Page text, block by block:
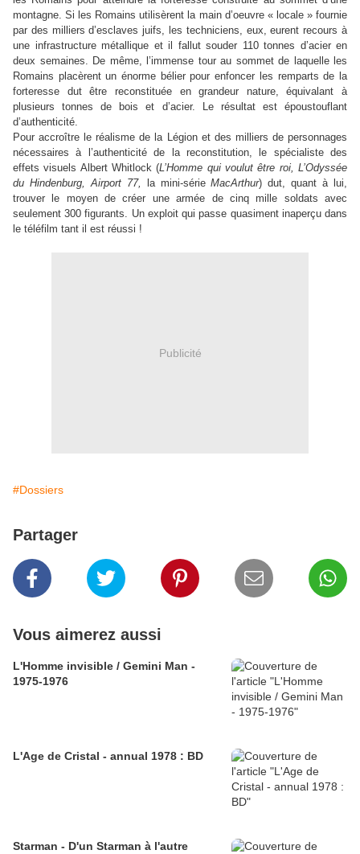
montagne. Si les Romains utilisèrent la main d’oeuvre « locale » fournie
par des milliers d’esclaves juifs, les techniciens, eux, eurent recours à
une infrastructure métallique et il fallut souder 110 tonnes d’acier en
deux semaines. De même, l’immense tour au sommet de laquelle les
Romains placèrent un énorme bélier pour enfoncer les remparts de la
forteresse dut être reconstituée en grandeur nature, équivalant à
plusieurs tonnes de bois et d’acier. Le résultat est époustouflant
d’authenticité.
Pour accroître le réalisme de la Légion et des milliers de personnages
nécessaires à l’authenticité de la reconstitution, le spécialiste des
effets visuels Albert Whitlock (L’Homme qui voulut être roi, L’Odyssée
du Hindenburg, Airport 77,
la mini-sérieMacArthur) dut, quant à lui,
trouver le moyen de créer une armée de cinq mille soldats avec
seulement 300 figurants. Un exploit qui passe quasiment inaperçu dans
le téléfilm tant il est réussi !
Publicité
#Dossiers
Partager
Vous aimerez aussi
L'Homme invisible / Gemini Man -
1975-1976
L'Age de Cristal - annual 1978 : BD
Starman - D'un Starman à l'autre